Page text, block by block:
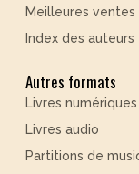
Meilleures ventes
Index des auteurs
Autres formats
Livres numériques
Livres audio
Partitions de